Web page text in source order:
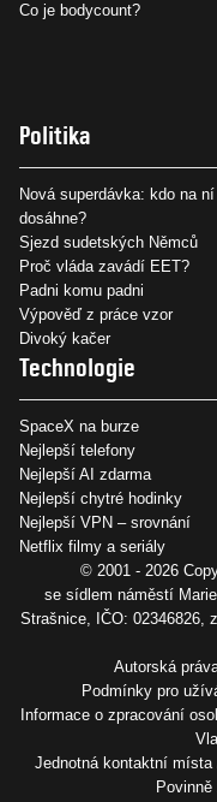
Co je bodycount?
Politika
Nová superdávka: kdo na ní
dosáhne?
Sjezd sudetských Němců
Proč vláda zavádí EET?
Padni komu padni
Výpověď z práce vzor
Divoký kačer
Technologie
SpaceX na burze
Nejlepší telefony
Nejlepší AI zdarma
Nejlepší chytré hodinky
Nejlepší VPN – srovnání
Netflix filmy a seriály
© 2001 - 2026
se sídlem náměstí
Strašnice, IČO: 02346826,
Autorská
Podmínky pro
Informace o zpracování
Jednotná kontaktní